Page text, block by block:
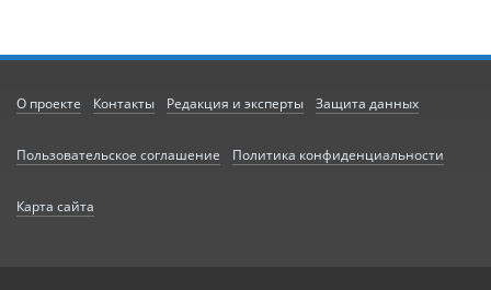
О проекте Контакты Редакция и эксперты Защита данных
Пользовательское соглашение Политика конфиденциальности
Карта сайта